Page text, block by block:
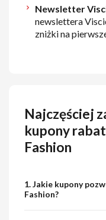
Newsletter
newslettera
zniżki na
Najczęściej
kupony
Fashion
1. Jakie kupony
Fashion?